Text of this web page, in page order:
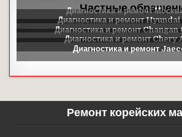
Частные
Ремонт корейских